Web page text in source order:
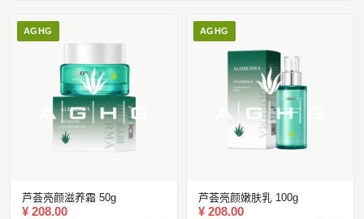
传统渠道瑷露德玛品牌
瑷菲诗洗护品牌
荟之纯大健康产品
芦荟生活馆
芦荟生活馆产品
芦荟生活馆简介及合作
联系我们
用瑷沟通
新闻动态
AGHG
芦荟亮颜滋养霜 50g
¥ 208.00
AGHG
芦荟亮颜嫩肤乳 100g
¥ 208.00